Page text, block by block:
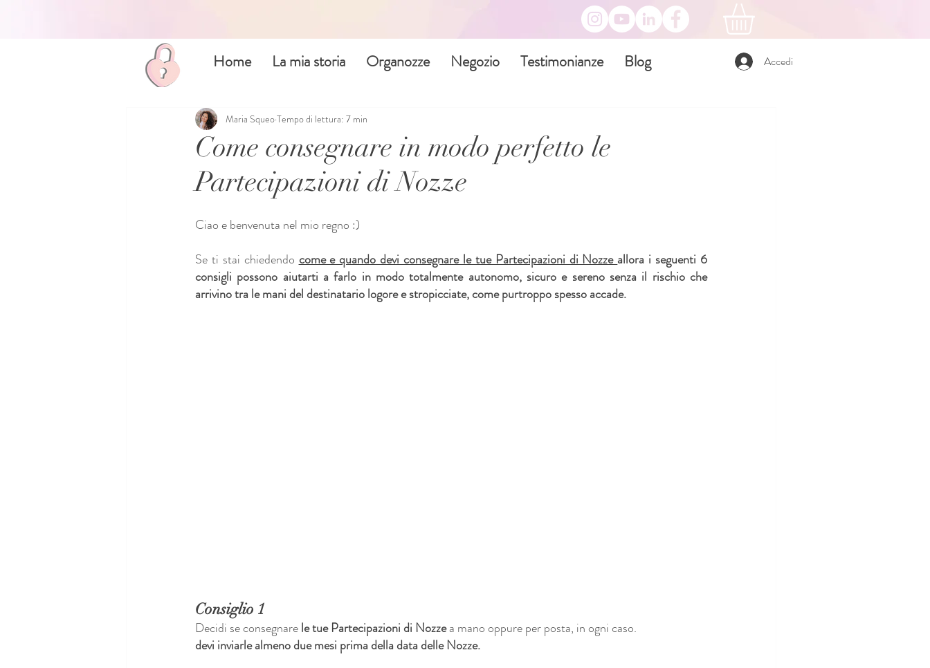
Home La mia storia Organozze Negozio Testimonianze Blog Accedi
Come consegnare in modo perfetto le
Partecipazioni di Nozze
Maria SqueoTempo di lettura: 7 min
Ciao e benvenuta nel mio regno :)
Se ti stai chiedendo come e quando devi consegnare le tue Partecipazioni di Nozze allora i seguenti 6
consigli possono aiutarti a farlo in modo totalmente autonomo, sicuro e sereno senza il rischio che
arrivino tra le mani del destinatario logore e stropicciate, come purtroppo spesso accade.
Consiglio 1
Decidi se consegnare le tue Partecipazioni di Nozze a mano oppure per posta, in ogni caso.
devi inviarle almeno due mesi prima della data delle Nozze.